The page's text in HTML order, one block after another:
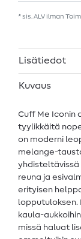
* sis. ALV ilman
Lisätiedot
Kuvaus
Cuff Me Iconin
tyylikkäitä
on moderni
melange-
yhdisteltävissä
reuna ja
erityisen
lopputuloksen.
kaula-
missä haluat